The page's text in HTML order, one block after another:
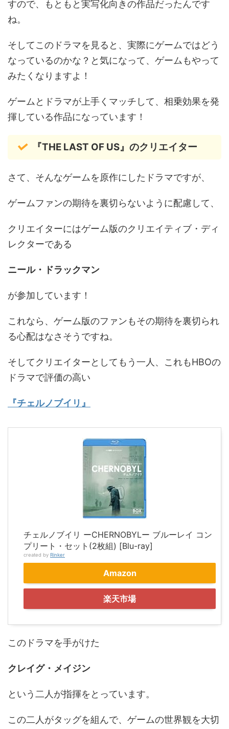
すので、もともと実写化向きの作品だったんです
ね。
そしてこのドラマを見ると、実際にゲームではどう
なっているのかな？と気になって、ゲームもやって
みたくなりますよ！
ゲームとドラマが上手くマッチして、相乗効果を発
揮している作品になっています！
『THE LAST OF US』のクリエイター
さて、そんなゲームを原作にしたドラマですが、
ゲームファンの期待を裏切らないように配慮して、
クリエイターにはゲーム版のクリエイティブ・ディ
レクターである
ニール・ドラックマン
が参加しています！
これなら、ゲーム版のファンもその期待を裏切られ
る心配はなさそうですね。
そしてクリエイターとしてもう一人、これもHBOの
ドラマで評価の高い
『チェルノブイリ』
チェルノブイリ ーCHERNOBYLー ブルーレイ コン
プリート・セット(2枚組) [Blu-ray]
created by Rinker
Amazon
楽天市場
このドラマを手がけた
クレイグ・メイジン
という二人が指揮をとっています。
この二人がタッグを組んで、ゲームの世界観を大切